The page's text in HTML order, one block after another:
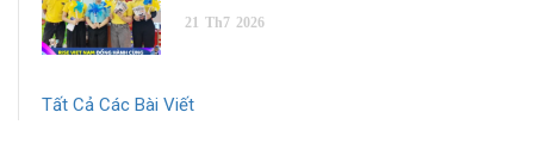
21 Th7 2026
Tất Cả Các Bài Viết